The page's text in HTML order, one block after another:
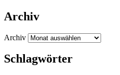
Archiv
Archiv
Schlagwörter